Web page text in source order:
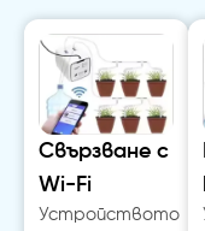
Свързване с
Wi-Fi
Устройството